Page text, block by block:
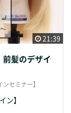
21:39
前髪のデザイ
セミナー】
ン】